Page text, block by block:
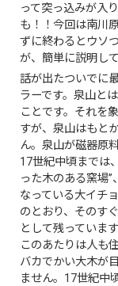
って突っ込みが入
も！！今回は南川
ずに終わるとウソ
が、簡単に説明し
話が出たついでに
ラーです。泉山と
ことです。それを
すが、泉山はもと
ん。泉山が磁器原
17世紀中頃までは
った木のある窯場
なっている大イチ
のとおり、そのす
として残っていま
このあたりは人も
バカでかい大木が
ません。17世紀中